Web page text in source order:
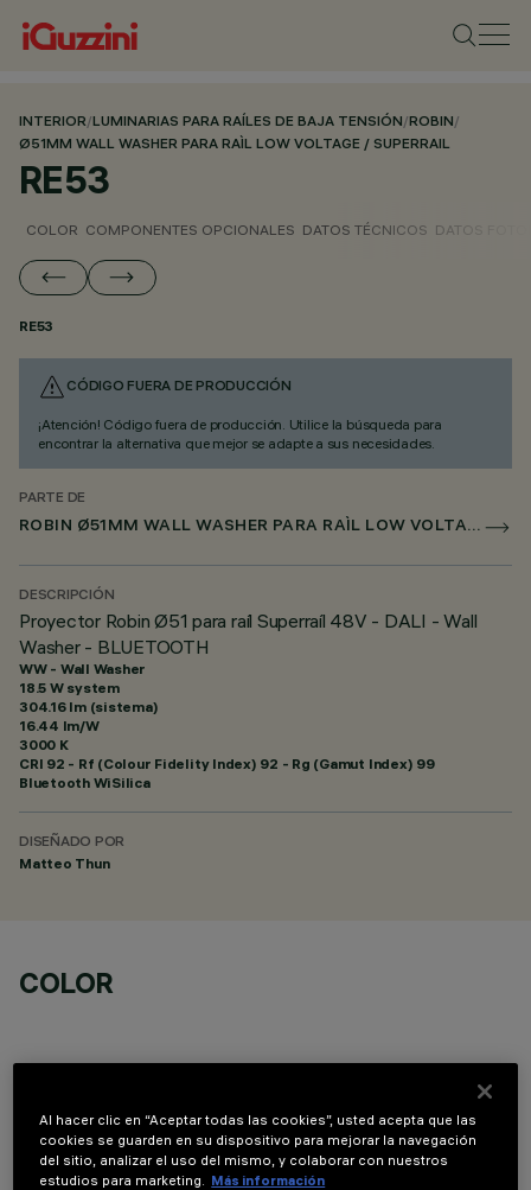
INTERIOR/LUMINARIAS PARA RAÍLES DE BAJA TENSIÓN/ROBIN/
Ø51MM WALL WASHER PARA RAÌL LOW VOLTAGE / SUPERRAIL
RE53
COLOR COMPONENTES OPCIONALES DATOS TÉCNICOS DATOS
RE53
CÓDIGO FUERA DE PRODUCCIÓN
¡Atención! Código fuera de producción. Utilice la búsqueda para
encontrar la alternativa que mejor se adapte a sus necesidades.
PARTE DE
ROBIN Ø51MM WALL WASHER PARA RAÌL LOW VOLTAGE / SUPERRAIL
DESCRIPCIÓN
Proyector Robin Ø51 para raíl Superraíl 48V - DALI - Wall
Washer - BLUETOOTH
WW - Wall Washer
18.5 W system
304.16 lm (sistema)
16.44 lm/W
3000 K
CRI 92 - Rf (Colour Fidelity Index) 92 - Rg (Gamut Index) 99
Bluetooth WiSilica
DISEÑADO POR
Matteo Thun
COLOR
COMPONENTES OPCIONALES
Al hacer clic en “Aceptar todas las cookies”, usted acepta que las
cookies se guarden en su dispositivo para mejorar la navegación
del sitio, analizar el uso del mismo, y colaborar con nuestros
estudios para marketing.
Más información